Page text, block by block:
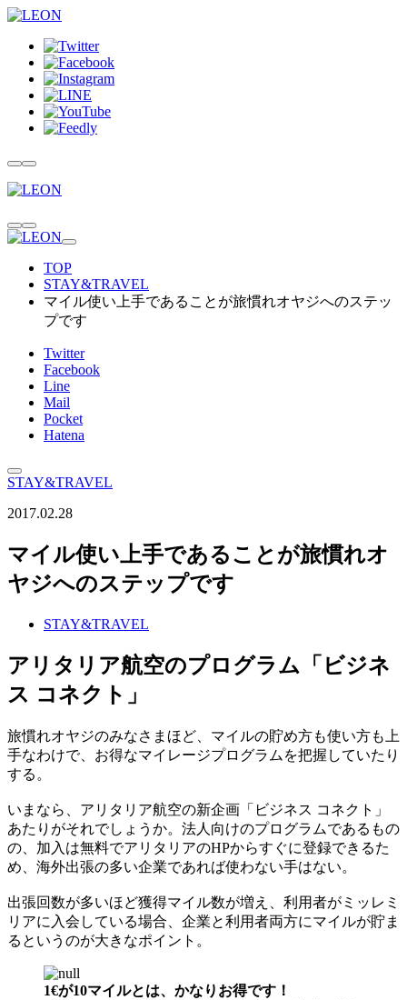
TOP
STAY&TRAVEL
マイル使い上手であることが旅慣れオヤジへのステッ
プです
Twitter
Facebook
Line
Mail
Pocket
Hatena
STAY&TRAVEL
2017.02.28
マイル使い上手であることが旅慣れオ
ヤジへのステップです
STAY&TRAVEL
アリタリア航空のプログラム「ビジネ
ス コネクト」
旅慣れオヤジのみなさまほど、マイルの貯め方も使い方も上
手なわけで、お得なマイレージプログラムを把握していたり
する。
いまなら、アリタリア航空の新企画「ビジネス コネクト」
あたりがそれでしょうか。法人向けのプログラムであるもの
の、加入は無料でアリタリアのHPからすぐに登録できるた
め、海外出張の多い企業であれば使わない手はない。
出張回数が多いほど獲得マイル数が増え、利用者がミッレミ
リアに入会している場合、企業と利用者両方にマイルが貯ま
るというのが大きなポイント。
1€が10マイルとは、かなりお得です！